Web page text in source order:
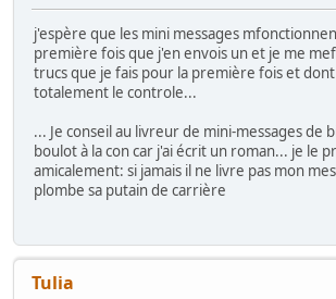
j'espère que les mini messages
première fois que j'en envois un et je me
trucs que je fais pour la première fois et dont
totalement le controle...
... Je conseil au livreur de mini-messages de
boulot à la con car j'ai écrit un roman... je le
amicalement: si jamais il ne livre pas mon
plombe sa putain de carrière
Tulia